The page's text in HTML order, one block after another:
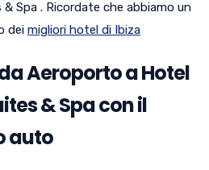
Spa . Ricordate che abbiamo un
dei migliori hotel di Ibiza
Aeroporto a Hotel
& Spa con il
auto